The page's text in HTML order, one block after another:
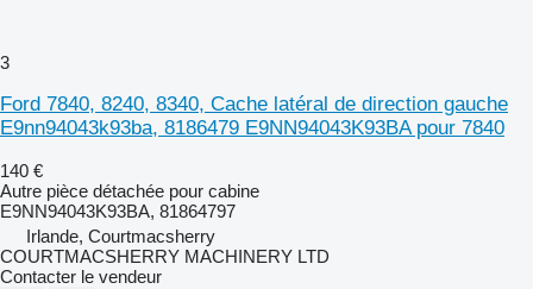
3
Ford 7840, 8240, 8340, Cache latéral de direction gauche
E9nn94043k93ba, 8186479 E9NN94043K93BA pour 7840
140 €
Autre pièce détachée pour cabine
E9NN94043K93BA, 81864797
Irlande, Courtmacsherry
COURTMACSHERRY MACHINERY LTD
Contacter le vendeur